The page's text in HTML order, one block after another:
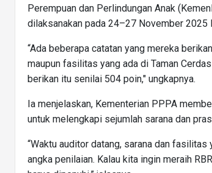
Perempuan dan Perlindungan Anak
dilaksanakan pada 24–27 November 2025
“Ada beberapa catatan yang mereka
maupun fasilitas yang ada di Taman
berikan itu senilai 504 poin," ungkapnya.
Ia menjelaskan, Kementerian PPPA
untuk melengkapi sejumlah sarana dan
“Waktu auditor datang, sarana dan
angka penilaian. Kalau kita ingin meraih